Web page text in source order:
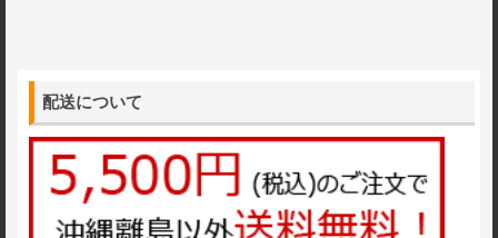
配送について